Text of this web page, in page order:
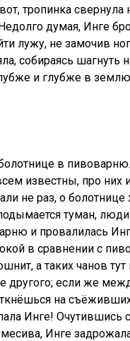
тропинка
думая, Инге
лужу, не замочив
собираясь шагнуть
и глубже в
в
известны, про них
не раз, о
туман,
и провалилась
в сравнении с
а таких чанов
другого; если же
на
Инге! Очутившись
Инге